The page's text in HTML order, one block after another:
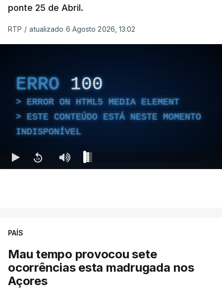
ponte 25 de Abril.
RTP / atualizado 6 Agosto 2026, 13:02
ERRO 100
ERROR ON HTML5 MEDIA ELEMENT
ESTE CONTEÚDO ESTÁ NESTE MOMENTO
INDISPONÍVEL
PAÍS
Mau tempo provocou sete
ocorrências esta madrugada nos
Açores